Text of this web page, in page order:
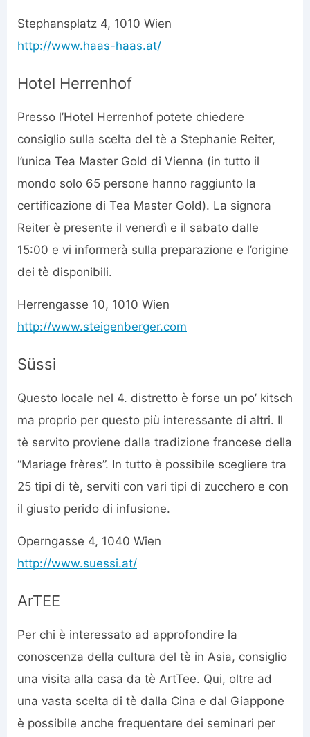
Stephansplatz 4, 1010 Wien
http://www.haas-haas.at/
Hotel Herrenhof
Presso l’Hotel Herrenhof potete chiedere
consiglio sulla scelta del tè a Stephanie Reiter,
l’unica Tea Master Gold di Vienna (in tutto il
mondo solo 65 persone hanno raggiunto la
certificazione di Tea Master Gold). La signora
Reiter è presente il venerdì e il sabato dalle
15:00 e vi informerà sulla preparazione e l’origine
dei tè disponibili.
Herrengasse 10, 1010 Wien
http://www.steigenberger.com
Süssi
Questo locale nel 4. distretto è forse un po’ kitsch
ma proprio per questo più interessante di altri. Il
tè servito proviene dalla tradizione francese della
“Mariage frères”. In tutto è possibile scegliere tra
25 tipi di tè, serviti con vari tipi di zucchero e con
il giusto perido di infusione.
Operngasse 4, 1040 Wien
http://www.suessi.at/
ArTEE
Per chi è interessato ad approfondire la
conoscenza della cultura del tè in Asia, consiglio
una visita alla casa da tè ArtTee. Qui, oltre ad
una vasta scelta di tè dalla Cina e dal Giappone
è possibile anche frequentare dei seminari per